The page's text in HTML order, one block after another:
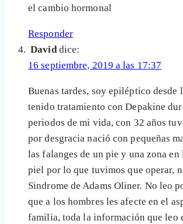
el cambio hormonal
Responder
David dice:
16 septiembre, 2019 a las 17:37
Buenas tardes, soy epiléptico desde
tenido tratamiento con Depakine
periodos de mi vida, con 32 años
por desgracia nació con pequeñas
las falanges de un pie y una zona en
piel por lo que tuvimos que operar,
Sindrome de Adams Oliner. No leo
que a los hombres les afecte en el
familia, toda la información que leo